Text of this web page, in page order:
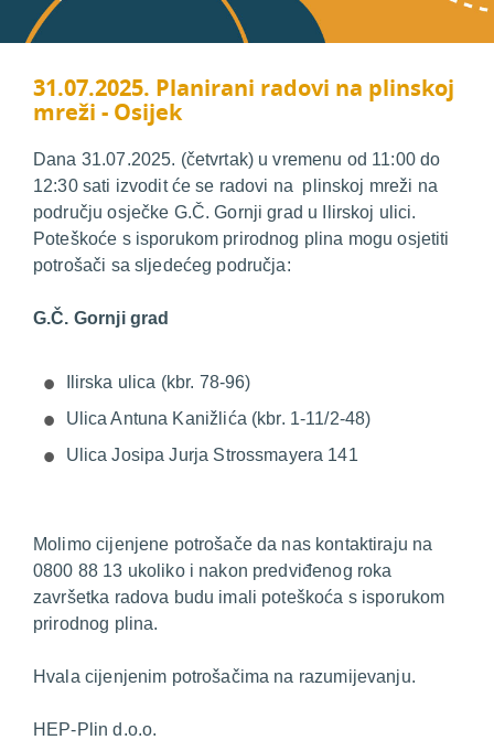
31.07.2025. Planirani radovi na plinskoj
mreži - Osijek
Dana 31.07.2025. (četvrtak) u vremenu od 11:00 do
12:30 sati izvodit će se radovi na plinskoj mreži na
području osječke G.Č. Gornji grad u Ilirskoj ulici.
Poteškoće s isporukom prirodnog plina mogu osjetiti
potrošači sa sljedećeg područja:
G.Č. Gornji grad
Ilirska ulica (kbr. 78-96)
Ulica Antuna Kanižlića (kbr. 1-11/2-48)
Ulica Josipa Jurja Strossmayera 141
Molimo cijenjene potrošače da nas kontaktiraju na
0800 88 13 ukoliko i nakon predviđenog roka
završetka radova budu imali poteškoća s isporukom
prirodnog plina.
Hvala cijenjenim potrošačima na razumijevanju.
HEP-Plin d.o.o.